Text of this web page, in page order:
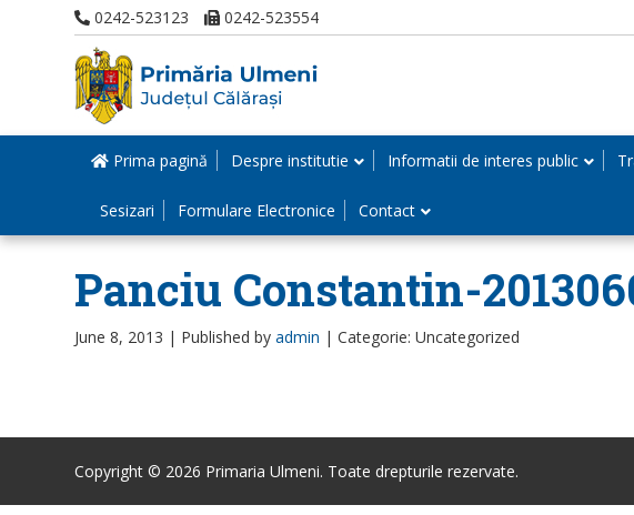
0242-523123 0242-523554
Prima pagină Despre institutie Informatii de interes public
Sesizari Formulare Electronice Contact
Panciu Constantin-
June 8, 2013 | Published by admin | Categorie: Uncategorized
Copyright © 2026 Primaria Ulmeni. Toate drepturile rezervate.